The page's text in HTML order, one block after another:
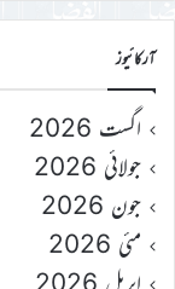
آرکائیوز
اگست 2026
جولائی 2026
جون 2026
مئی 2026
اپریل 2026